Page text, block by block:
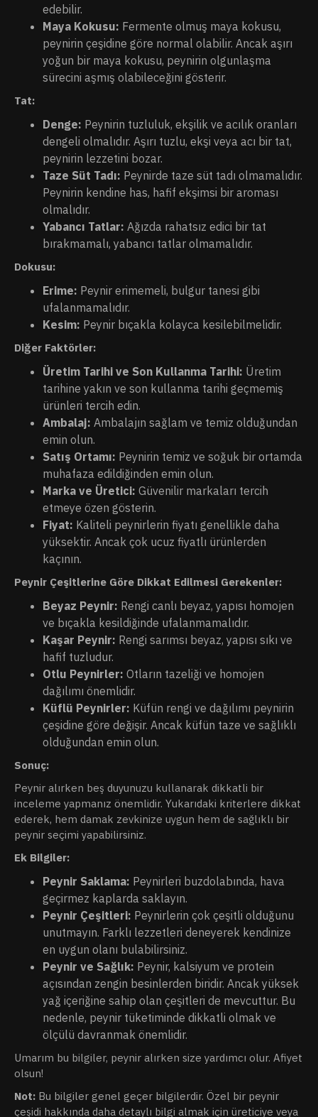
edebilir.
Maya Kokusu: Fermente olmuş maya kokusu,
peynirin çeşidine göre normal olabilir. Ancak aşırı
yoğun bir maya kokusu, peynirin olgunlaşma
sürecini aşmış olabileceğini gösterir.
Tat:
Denge: Peynirin tuzluluk, ekşilik ve acılık oranları
dengeli olmalıdır. Aşırı tuzlu, ekşi veya acı bir tat,
peynirin lezzetini bozar.
Taze Süt Tadı: Peynirde taze süt tadı olmamalıdır.
Peynirin kendine has, hafif ekşimsi bir aroması
olmalıdır.
Yabancı Tatlar: Ağızda rahatsız edici bir tat
bırakmamalı, yabancı tatlar olmamalıdır.
Dokusu:
Erime: Peynir erimemeli, bulgur tanesi gibi
ufalanmamalıdır.
Kesim: Peynir bıçakla kolayca kesilebilmelidir.
Diğer Faktörler:
Üretim Tarihi ve Son Kullanma Tarihi: Üretim
tarihine yakın ve son kullanma tarihi geçmemiş
ürünleri tercih edin.
Ambalaj: Ambalajın sağlam ve temiz olduğundan
emin olun.
Satış Ortamı: Peynirin temiz ve soğuk bir ortamda
muhafaza edildiğinden emin olun.
Marka ve Üretici: Güvenilir markaları tercih
etmeye özen gösterin.
Fiyat: Kaliteli peynirlerin fiyatı genellikle daha
yüksektir. Ancak çok ucuz fiyatlı ürünlerden
kaçının.
Peynir Çeşitlerine Göre Dikkat Edilmesi Gerekenler:
Beyaz Peynir: Rengi canlı beyaz, yapısı homojen
ve bıçakla kesildiğinde ufalanmamalıdır.
Kaşar Peynir: Rengi sarımsı beyaz, yapısı sıkı ve
hafif tuzludur.
Otlu Peynirler: Otların tazeliği ve homojen
dağılımı önemlidir.
Küflü Peynirler: Küfün rengi ve dağılımı peynirin
çeşidine göre değişir. Ancak küfün taze ve sağlıklı
olduğundan emin olun.
Sonuç:
Peynir alırken beş duyunuzu kullanarak dikkatli bir
inceleme yapmanız önemlidir. Yukarıdaki kriterlere dikkat
ederek, hem damak zevkinize uygun hem de sağlıklı bir
peynir seçimi yapabilirsiniz.
Ek Bilgiler:
Peynir Saklama: Peynirleri buzdolabında, hava
geçirmez kaplarda saklayın.
Peynir Çeşitleri: Peynirlerin çok çeşitli olduğunu
unutmayın. Farklı lezzetleri deneyerek kendinize
en uygun olanı bulabilirsiniz.
Peynir ve Sağlık: Peynir, kalsiyum ve protein
açısından zengin besinlerden biridir. Ancak yüksek
yağ içeriğine sahip olan çeşitleri de mevcuttur. Bu
nedenle, peynir tüketiminde dikkatli olmak ve
ölçülü davranmak önemlidir.
Umarım bu bilgiler, peynir alırken size yardımcı olur. Afiyet
olsun!
Not: Bu bilgiler genel geçer bilgilerdir. Özel bir peynir
çeşidi hakkında daha detaylı bilgi almak için üreticiye veya